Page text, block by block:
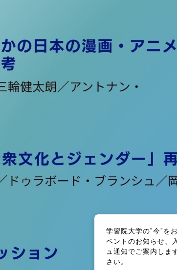
学習院大学の"今"を
ベントのお知らせ、
ュ通知でご案内しま
さい。